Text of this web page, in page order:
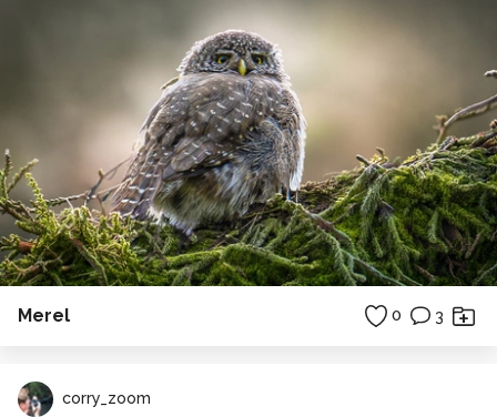
Merel 0 3
corry_zoom